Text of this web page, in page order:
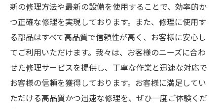
新の修理方法や最新の設備を使用することで、効率的か
つ正確な修理を実現しております。また、修理に使用す
る部品はすべて高品質で信頼性が高く、お客様に安心し
てご利用いただけます。我々は、お客様のニーズに合わ
せた修理サービスを提供し、丁寧な作業と迅速な対応で
お客様の信頼を獲得しております。お客様に満足してい
ただける高品質かつ迅速な修理を、ぜひ一度ご体験くだ